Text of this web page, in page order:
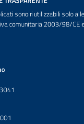
sono riutilizzabili solo
comunitaria 2003/98/CE